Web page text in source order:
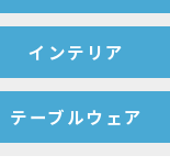
インテリア
テーブルウェア